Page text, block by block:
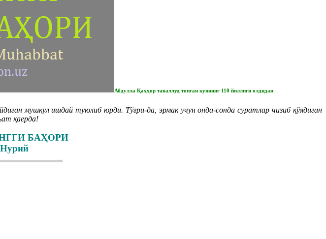
Абдулла Қаҳҳор таваллуд топган куннинг 110 йиллиги олдидан
мушкул ишдай туюлиб юрди. Тўғри-да, эрмак учун онда-сонда суратлар чизиб қўядиган
қаерда!
БАҲОРИ